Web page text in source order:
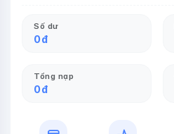
Số dư
0đ
Tổng nạp
0đ